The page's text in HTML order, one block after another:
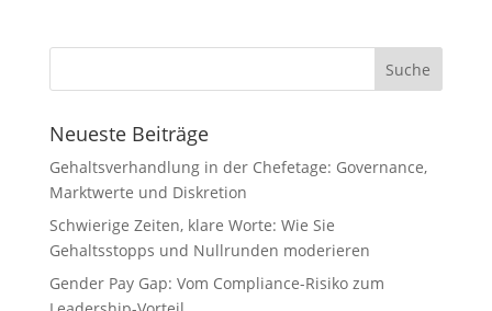
Neueste Beiträge
Gehaltsverhandlung in der Chefetage: Governance,
Marktwerte und Diskretion
Schwierige Zeiten, klare Worte: Wie Sie
Gehaltsstopps und Nullrunden moderieren
Gender Pay Gap: Vom Compliance-Risiko zum